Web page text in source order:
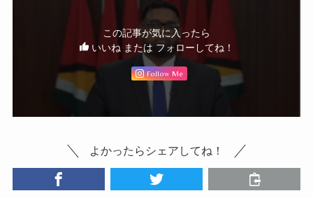
この記事が気に入ったら
いいね または フォローしてね！
Follow Me
よかったらシェアしてね！